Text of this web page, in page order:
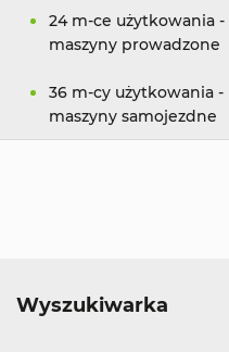
24 m-ce użytkowania -
maszyny prowadzone
36 m-cy użytkowania -
maszyny samojezdne
Wyszukiwarka